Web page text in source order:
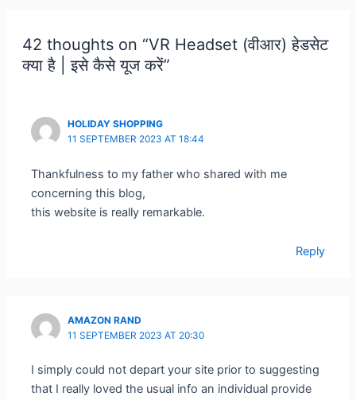
42 thoughts on “VR Headset (वीआर) हेडसेट
क्या है | इसे कैसे यूज करें”
HOLIDAY SHOPPING
11 SEPTEMBER 2023 AT 18:44
Thankfulness to my father who shared with me
concerning this blog,
this website is really remarkable.
Reply
AMAZON RAND
11 SEPTEMBER 2023 AT 20:30
I simply could not depart your site prior to suggesting
that I really loved the usual info an individual provide